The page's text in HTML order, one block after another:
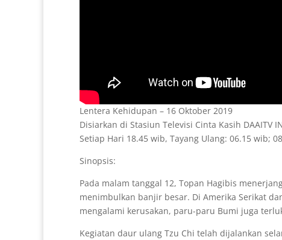
Lentera Kehidupan – 16 Oktober 2019
Disiarkan di Stasiun Televisi Cinta Kasih DAAITV
Setiap Hari 18.45 wib, Tayang Ulang: 06.15 wib;
Sinopsis:
Pada malam tanggal 12, Topan Hagibis
menimbulkan banjir besar. Di Amerika Serikat
mengalami kerusakan, paru-paru Bumi juga
Kegiatan daur ulang Tzu Chi telah dijalankan